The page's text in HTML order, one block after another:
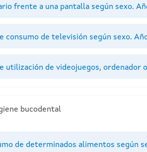
frente a una pantalla según sexo.
consumo de televisión según sexo.
utilización de videojuegos, ordenador
bucodental
de determinados alimentos según